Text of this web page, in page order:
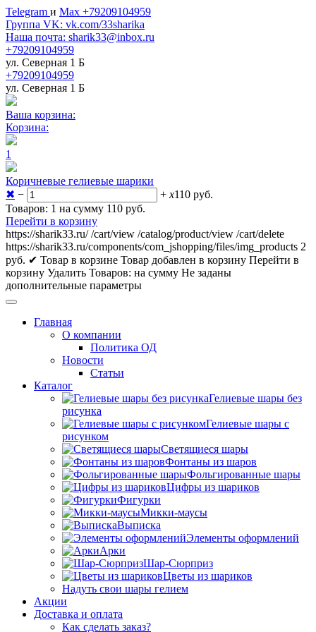
Telegram и Max +79209104959
Группа VK: vk.com/33sharika
Наша почта: sharik33@inbox.ru
+79209104959
ул. Северная 1 Б
+79209104959
ул. Северная 1 Б
Ваша корзина:
Корзина:
1
Коричневые гелиевые шарики
✖ − + x110 руб.
Товаров: 1 на сумму 110 руб.
Перейти в корзину
https://sharik33.ru/ /cart/view /catalog/product/view /cart/delete
https://sharik33.ru/components/com_jshopping/files/img_products 2
руб. ✔ Товар в корзине Товар добавлен в корзину Перейти в
корзину Удалить Товаров: на сумму Не заданы
дополнительные параметры
Главная
О компании
Политика ОД
Новости
Статьи
Каталог
Гелиевые шары без
рисунка
Гелиевые шары с
рисунком
Светящиеся шары
Фонтаны из шаров
Фольгированные шары
Цифры из шариков
Фигурки
Микки-маусы
Выписка
Элементы оформлений
Арки
Шар-Сюрприз
Цветы из шариков
Надуть свои шары гелием
Акции
Доставка и оплата
Как сделать заказ?